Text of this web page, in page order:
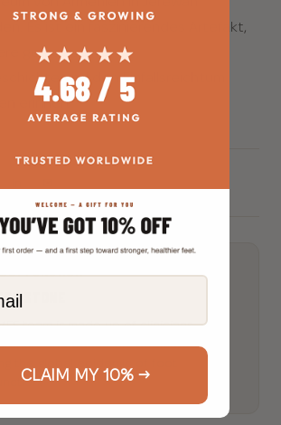
Es ist ein faszinierendes Artefakt,
gemeinsame
und den Einfallsreichtum
erinnert.
FUNCTION
STONE
team is made up of clinicians,
and educators dedicated to
CLAIM MY 10% →